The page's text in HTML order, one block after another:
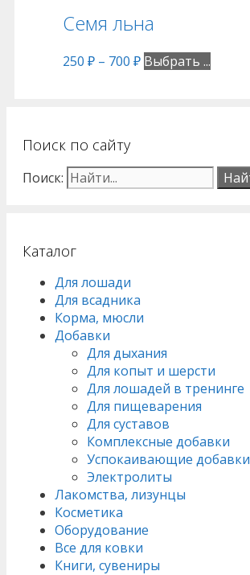
Семя льна
250 ₽ – 700 ₽ Выбрать ...
Поиск по сайту
Поиск:
Каталог
Для лошади
Для всадника
Корма, мюсли
Добавки
Для дыхания
Для копыт и шерсти
Для лошадей в тренинге
Для пищеварения
Для суставов
Комплексные добавки
Успокаивающие добавки
Электролиты
Лакомства, лизунцы
Косметика
Оборудование
Все для ковки
Книги, сувениры